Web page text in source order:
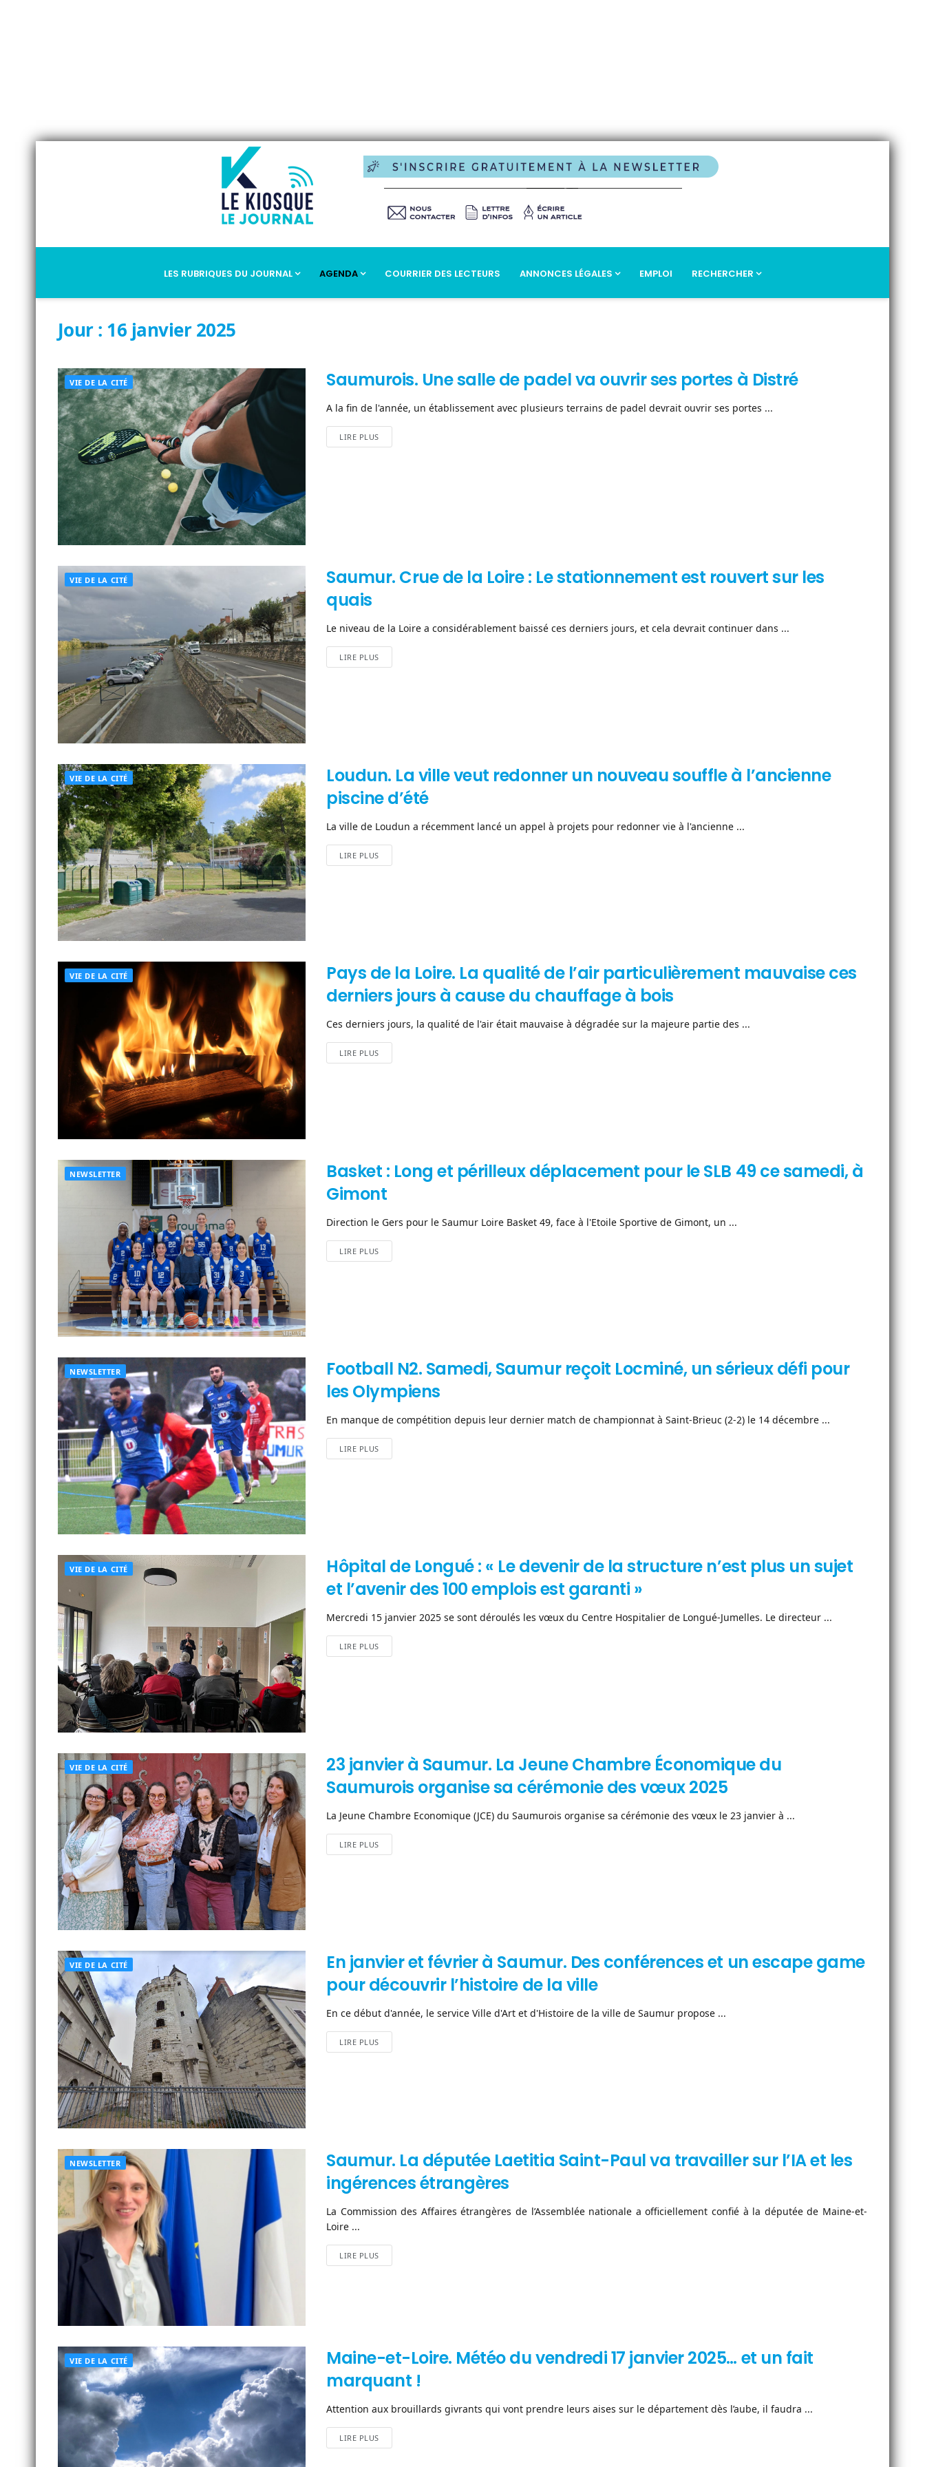
LES RUBRIQUES DU JOURNAL AGENDA COURRIER DES LECTEURS ANNONCES LÉGALES EMPLOI RECHERCHER
Jour : 16 janvier 2025
VIE DE LA CITÉ Saumurois. Une salle de padel va ouvrir ses portes à Distré
A la fin de l'année, un établissement avec plusieurs terrains de padel devrait ouvrir ses portes ...
LIRE PLUS
VIE DE LA CITÉ
Saumur. Crue de la Loire : Le stationnement est rouvert sur les
quais
Le niveau de la Loire a considérablement baissé ces derniers jours, et cela devrait continuer dans ...
LIRE PLUS
VIE DE LA CITÉ
Loudun. La ville veut redonner un nouveau souffle à l’ancienne
piscine d’été
La ville de Loudun a récemment lancé un appel à projets pour redonner vie à l'ancienne ...
LIRE PLUS
VIE DE LA CITÉ
Pays de la Loire. La qualité de l’air particulièrement mauvaise ces
derniers jours à cause du chauffage à bois
Ces derniers jours, la qualité de l'air était mauvaise à dégradée sur la majeure partie des ...
LIRE PLUS
NEWSLETTER
Basket : Long et périlleux déplacement pour le SLB 49 ce samedi, à
Gimont
Direction le Gers pour le Saumur Loire Basket 49, face à l'Etoile Sportive de Gimont, un ...
LIRE PLUS
NEWSLETTER
Football N2. Samedi, Saumur reçoit Locminé, un sérieux défi pour
les Olympiens
En manque de compétition depuis leur dernier match de championnat à Saint-Brieuc (2-2) le 14 décembre ...
LIRE PLUS
VIE DE LA CITÉ
Hôpital de Longué : « Le devenir de la structure n’est plus un sujet
et l’avenir des 100 emplois est garanti »
Mercredi 15 janvier 2025 se sont déroulés les vœux du Centre Hospitalier de Longué-Jumelles. Le directeur ...
LIRE PLUS
VIE DE LA CITÉ
23 janvier à Saumur. La Jeune Chambre Économique du
Saumurois organise sa cérémonie des vœux 2025
La Jeune Chambre Economique (JCE) du Saumurois organise sa cérémonie des vœux le 23 janvier à ...
LIRE PLUS
VIE DE LA CITÉ
En janvier et février à Saumur. Des conférences et un escape game
pour découvrir l’histoire de la ville
En ce début d'année, le service Ville d'Art et d'Histoire de la ville de Saumur propose ...
LIRE PLUS
NEWSLETTER
Saumur. La députée Laetitia Saint-Paul va travailler sur l’IA et les
ingérences étrangères
La Commission des Affaires étrangères de l’Assemblée nationale a officiellement confié à la députée de Maine-et-
Loire ...
LIRE PLUS
VIE DE LA CITÉ
Maine-et-Loire. Météo du vendredi 17 janvier 2025… et un fait
marquant !
Attention aux brouillards givrants qui vont prendre leurs aises sur le département dès l’aube, il faudra ...
LIRE PLUS